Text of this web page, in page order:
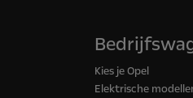
Kies je Opel
Elektrische